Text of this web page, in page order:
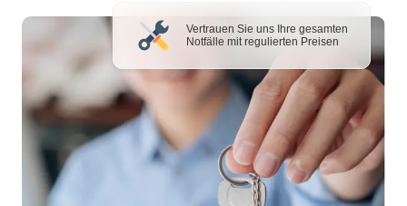
Vertrauen Sie uns Ihre gesamten
Notfälle mit regulierten Preisen